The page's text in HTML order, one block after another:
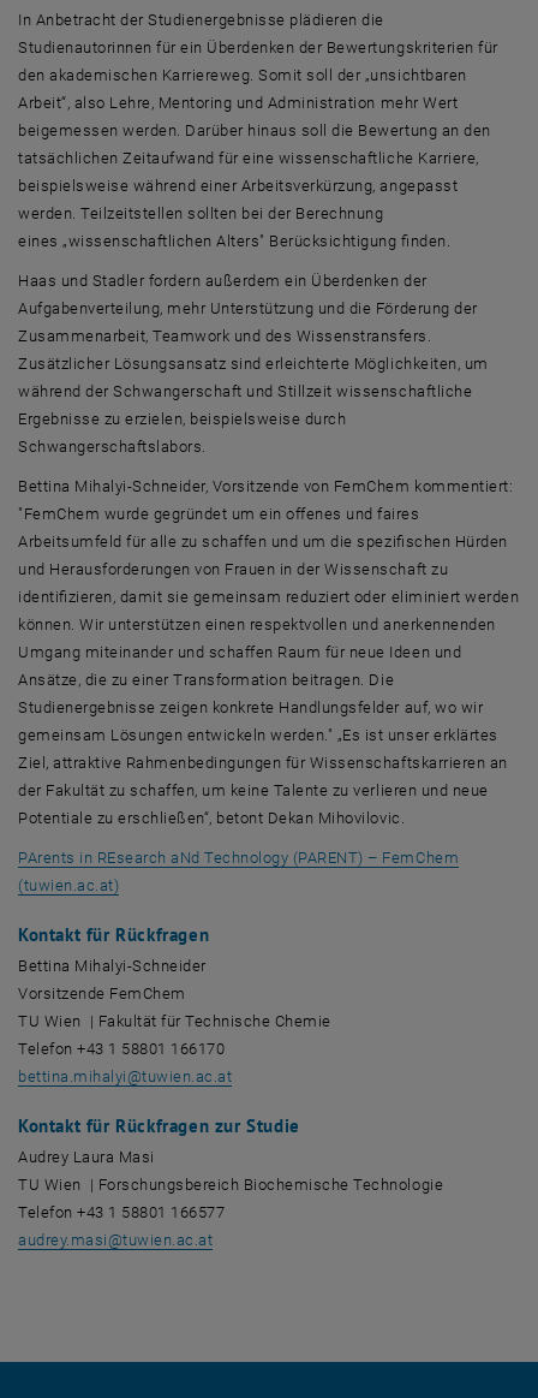
In Anbetracht der Studienergebnisse plädieren die
Studienautorinnen für ein Überdenken der Bewertungskriterien für
den akademischen Karriereweg. Somit soll der „unsichtbaren
Arbeit“, also Lehre, Mentoring und Administration mehr Wert
beigemessen werden. Darüber hinaus soll die Bewertung an den
tatsächlichen Zeitaufwand für eine wissenschaftliche Karriere,
beispielsweise während einer Arbeitsverkürzung, angepasst
werden. Teilzeitstellen sollten bei der Berechnung
eines „wissenschaftlichen Alters" Berücksichtigung finden.
Haas und Stadler fordern außerdem ein Überdenken der
Aufgabenverteilung, mehr Unterstützung und die Förderung der
Zusammenarbeit,Teamwork und des Wissenstransfers.
Zusätzlicher Lösungsansatz sind erleichterte Möglichkeiten, um
während der Schwangerschaft und Stillzeit wissenschaftliche
Ergebnisse zu erzielen, beispielsweise durch
Schwangerschaftslabors.
Bettina Mihalyi-Schneider, Vorsitzende von FemChem kommentiert:
"FemChem wurde gegründet um ein offenes und faires
Arbeitsumfeld für alle zu schaffen und um die spezifischen Hürden
und Herausforderungen von Frauen in der Wissenschaft zu
identifizieren, damit sie gemeinsam reduziert oder eliminiert werden
können. Wir unterstützen einen respektvollen und anerkennenden
Umgang miteinander und schaffen Raum für neue Ideen und
Ansätze, die zu einer Transformation beitragen. Die
Studienergebnisse zeigen konkrete Handlungsfelder auf, wo wir
gemeinsam Lösungen entwickeln werden." „Es ist unser erklärtes
Ziel, attraktive Rahmenbedingungen für Wissenschaftskarrieren an
der Fakultät zu schaffen, um keine Talente zu verlieren und neue
Potentiale zu erschließen“, betont Dekan Mihovilovic.
PArents in REsearch aNd Technology (PARENT) – FemChem
(tuwien.ac.at), öffnet eine externe URL in einem neuen Fenster
Kontakt für Rückfragen
Bettina Mihalyi-Schneider
Vorsitzende FemChem
TU Wien | Fakultät für Technische Chemie
Telefon +43 1 58801 166170
bettina.mihalyi @tuwien.ac.at
Kontakt für Rückfragen zur Studie
Audrey Laura Masi
TU Wien | Forschungsbereich Biochemische Technologie
Telefon +43 1 58801 166577
audrey.masi @tuwien.ac.at